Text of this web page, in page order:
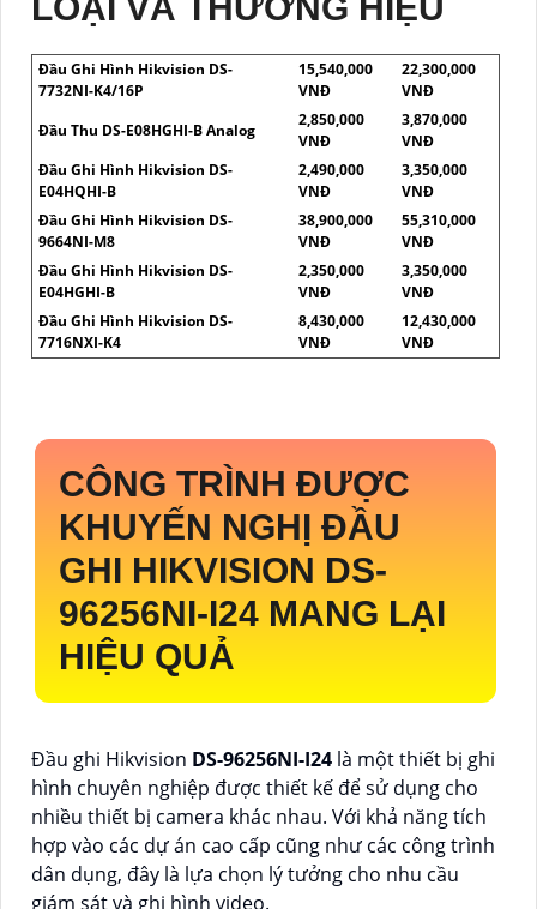
LOẠI VÀ THƯƠNG HIỆU
Đầu Ghi Hình Hikvision DS-
7732NI-K4/16P
15,540,000
VNĐ
22,300,000
VNĐ
Đầu Thu DS-E08HGHI-B Analog
2,850,000
VNĐ
3,870,000
VNĐ
Đầu Ghi Hình Hikvision DS-
E04HQHI-B
2,490,000
VNĐ
3,350,000
VNĐ
Đầu Ghi Hình Hikvision DS-
9664NI-M8
38,900,000
VNĐ
55,310,000
VNĐ
Đầu Ghi Hình Hikvision DS-
E04HGHI-B
2,350,000
VNĐ
3,350,000
VNĐ
Đầu Ghi Hình Hikvision DS-
7716NXI-K4
8,430,000
VNĐ
12,430,000
VNĐ
CÔNG TRÌNH ĐƯỢC
KHUYẾN NGHỊ ĐẦU
GHI HIKVISION DS-
96256NI-I24 MANG LẠI
HIỆU QUẢ
Đầu ghi Hikvision DS-96256NI-I24 là một thiết bị ghi
hình chuyên nghiệp được thiết kế để sử dụng cho
nhiều thiết bị camera khác nhau. Với khả năng tích
hợp vào các dự án cao cấp cũng như các công trình
dân dụng, đây là lựa chọn lý tưởng cho nhu cầu
giám sát và ghi hình video.